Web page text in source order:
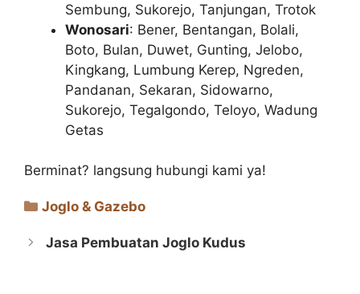
Sembung, Sukorejo, Tanjungan, Trotok
Wonosari: Bener, Bentangan, Bolali,
Boto, Bulan, Duwet, Gunting, Jelobo,
Kingkang, Lumbung Kerep, Ngreden,
Pandanan, Sekaran, Sidowarno,
Sukorejo, Tegalgondo, Teloyo, Wadung
Getas
Berminat? langsung hubungi kami ya!
Categories
Joglo & Gazebo
Jasa Pembuatan Joglo Kudus